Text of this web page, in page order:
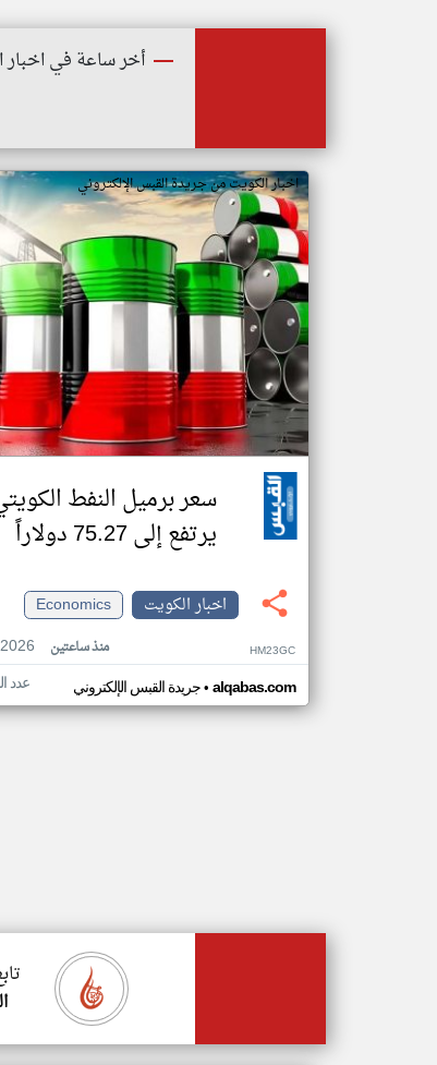
أخر ساعة في اخبار
اخبار الكويت من جريدة القبس الإلكتروني
سعر برميل النفط
يرتفع إلى 75.27 دولاراً
اخبار الكويت
Economics
منذ ساعتين HM23GC
جريدة القبس الإلكتروني• alqabas.com عدد